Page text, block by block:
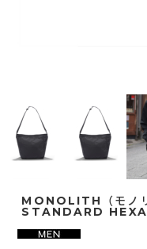
MONOLITH（モ
STANDARD HEXA